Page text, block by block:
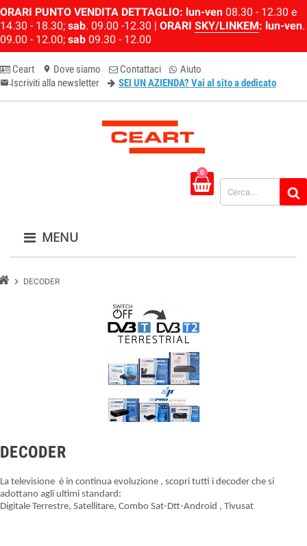
ORARI PUNTO VENDITA DETTAGLIO: lun-ven 08.30 - 12.30 e
14.30 - 18.30; sab. 09.00 -12.30 | ORARI SKY/LINKEM: lun-ven.
09.00 - 12.00; sab 09.30 - 12.00
Ceart location_on Dove siamo Contattaci Aiuto
email-newsletter
Iscriviti alla newsletter SEI UN AZIENDA? Vai al sito a dedicato
0
MENU
chevron_right DECODER
DECODER
La televisione è in continua evoluzione , scopri tutti i decoder che si
adottano agli ultimi standard:
Digitale Terrestre, Satellitare, Combo Sat-Dtt-Android , Tivusat